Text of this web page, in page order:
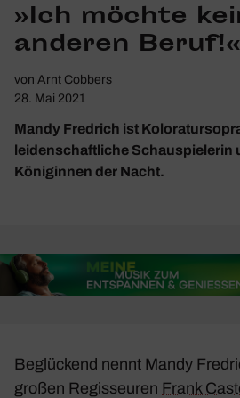
»Ich möchte
anderen Beruf!«
von Arnt Cobbers
28. Mai 2021
Mandy Fredrich ist
leidenschaftliche Schauspielerin
Königinnen der Nacht.
Beglü­ckend nennt Mandy
großen Regis­seuren Frank